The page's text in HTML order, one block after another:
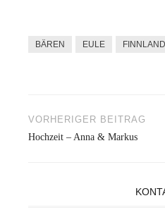
BÄREN EULE FINNLAND
Beitragsnavigation
VORHERIGER BEITRAG
Hochzeit – Anna & Markus